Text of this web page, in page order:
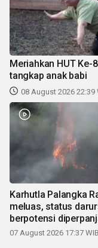
Meriahkan HUT Ke-
tangkap anak babi
08 August 2026 22:39
Karhutla Palangka
meluas, status
berpotensi
07 August 2026 17:37 WIB